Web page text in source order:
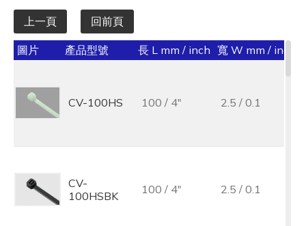
全選
承受力 lbs/kgf/N
全選
最大束線徑 (mm)
全選
基板厚度 (mm)
上一頁 回前頁
圖片 產品型號 長 L mm / inch 寬 W mm / inch
CV-100HS 100 / 4" 2.5 / 0.1
CV-
100HSBK
100 / 4" 2.5 / 0.1